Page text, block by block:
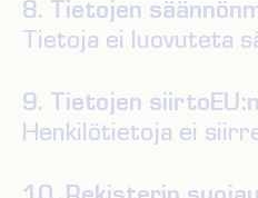
8. Tietojen
Tietoja ei luovuteta
9. Tietojen
Henkilötietoja ei